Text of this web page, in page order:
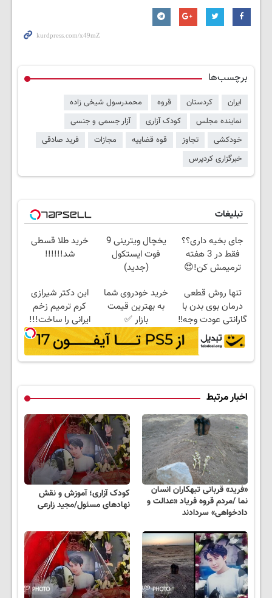
برچسب‌ها
ایران کردستان قروه
محمدرسول شیخی زاده
نماینده مجلس
کودک آزاری
آزار جسمی و جنسی
خودکشی
تجاوز قوه قضاییه مجازات
فرید صادقی
خبرگزاری کردپرس
تبلیغات
جای بخیه داری؟؟
فقط در 3 هفته
ترمیمش کن!😍
یخچال ویترینی 9
فوت ایستکول
(جدید)
خرید طلا قسطی
شد!!!!!!
تنها روش قطعی
درمان بوی بدن با
گارانتی عودت وجه‼️
همین الان ببین
خرید خودروی شما
به بهترین قیمت
بازار ✅
این دکتر شیرازی
کرم ترمیم زخم
ایرانی را ساخت!!!
اخبار مرتبط
«فرید» قربانی تبهکاران انسان
نما /مردم قروه فریاد «عدالت و
دادخواهی» سردادند
کودک آزاری؛ آموزش و نقش
نهادهای مسئول/مجید زارعی